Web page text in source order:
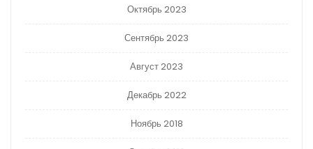
Октябрь 2023
Сентябрь 2023
Август 2023
Декабрь 2022
Ноябрь 2018